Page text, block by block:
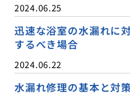
2024.06.25
迅速な浴室の水漏れに
するべき場合
2024.06.22
水漏れ修理の基本と対策